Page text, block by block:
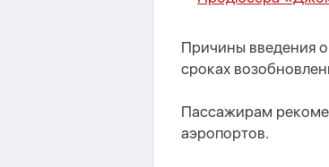
Причины введения
сроках
Пассажирам
аэропортов.